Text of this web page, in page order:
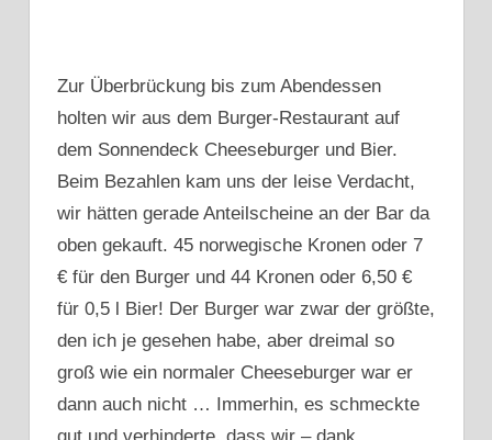
Zur Überbrückung bis zum Abendessen
holten wir aus dem Burger-Restaurant auf
dem Sonnendeck Cheeseburger und Bier.
Beim Bezahlen kam uns der leise Verdacht,
wir hätten gerade Anteilscheine an der Bar da
oben gekauft. 45 norwegische Kronen oder 7
€ für den Burger und 44 Kronen oder 6,50 €
für 0,5 l Bier! Der Burger war zwar der größte,
den ich je gesehen habe, aber dreimal so
groß wie ein normaler Cheeseburger war er
dann auch nicht … Immerhin, es schmeckte